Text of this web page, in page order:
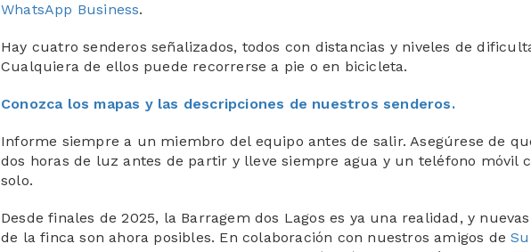
WhatsApp Business.
Hay cuatro senderos señalizados, todos con distancias y niveles de
Cualquiera de ellos puede recorrerse a pie o en bicicleta.
Conozca los mapas y las descripciones de nuestros senderos.
Informe siempre a un miembro del equipo antes de salir. Asegúrese de
dos horas de luz antes de partir y lleve siempre agua y un teléfono móvil
solo.
Desde finales de 2025, la Barragem dos Lagos es ya una realidad, y
de la finca son ahora posibles. En colaboración con nuestros amigos de